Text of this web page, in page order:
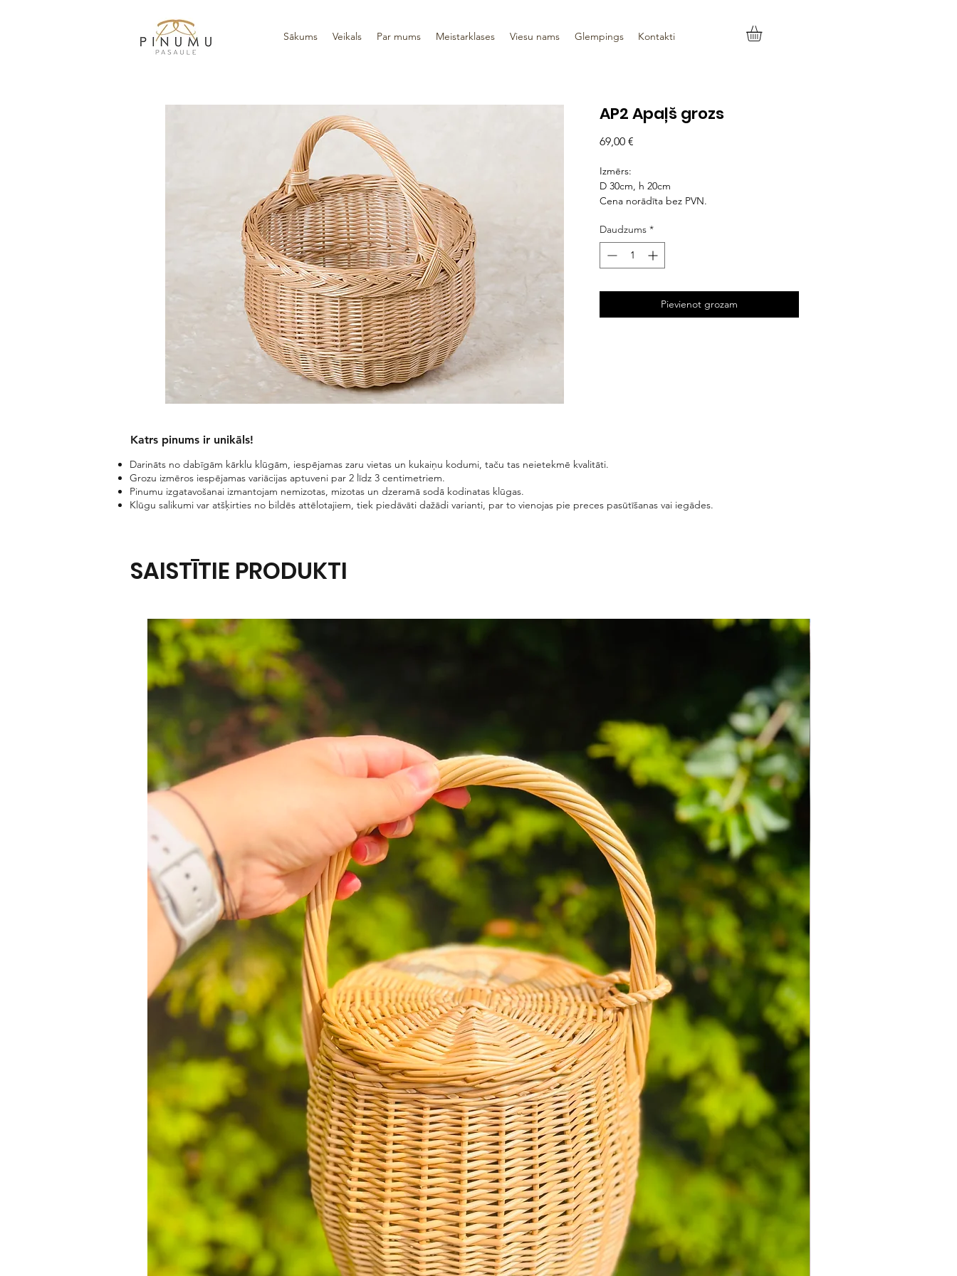
Sākums Veikals Par mums Meistarklases Viesu nams Glempings Kontakti
AP2 Apaļš grozs
69,00 €
Izmērs:
D 30cm, h 20cm
Cena norādīta bez PVN.
Daudzums *
Pievienot grozam
Katrs pinums ir unikāls!​
Darināts no dabīgām kārklu klūgām, iespējamas zaru vietas un kukaiņu kodumi, taču tas neietekmē kvalitāti.
Grozu izmēros iespējamas variācijas aptuveni par 2 līdz 3 centimetriem.
Pinumu izgatavošanai izmantojam nemizotas, mizotas un dzeramā sodā kodinatas klūgas.
Klūgu salikumi var atšķirties no bildēs attēlotajiem, tiek piedāvāti dažādi varianti, par to vienojas pie preces pasūtīšanas vai iegādes.
SAISTĪTIE PRODUKTI